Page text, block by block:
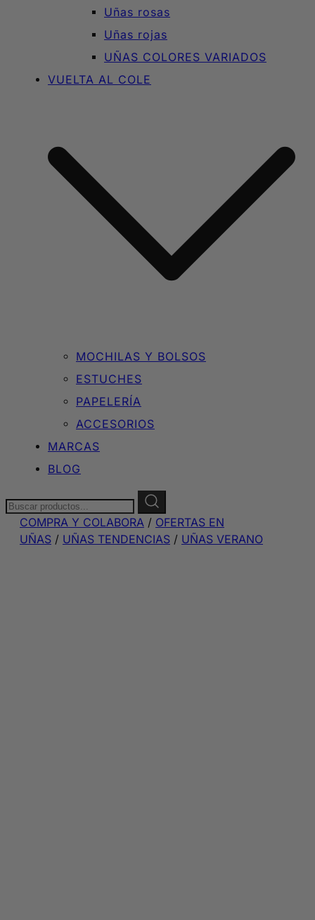
Uñas rosas
Uñas rojas
UÑAS COLORES VARIADOS
VUELTA AL COLE
MOCHILAS Y BOLSOS
ESTUCHES
PAPELERÍA
ACCESORIOS
MARCAS
BLOG
Buscar:
COMPRA Y COLABORA / OFERTAS EN
UÑAS / UÑAS TENDENCIAS / UÑAS VERANO